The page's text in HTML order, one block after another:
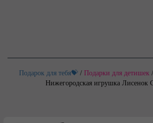
Подарок для тебя💝 / Подарки для детишек /
Нижегородская игрушка Лисенок